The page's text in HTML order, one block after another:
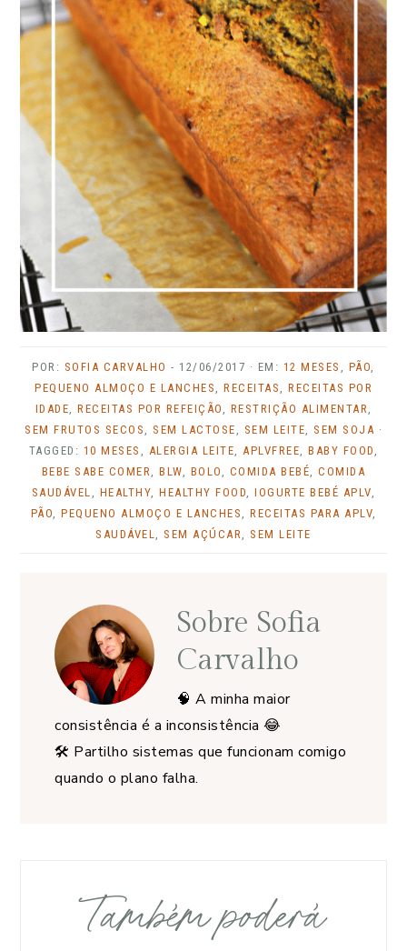
POR: SOFIA CARVALHO - 12/06/2017 · EM: 12 MESES , PÃO,
PEQUENO ALMOÇO E LANCHES , RECEITAS , RECEITAS POR
IDADE, RECEITAS POR REFEIÇÃO , RESTRIÇÃO ALIMENTAR,
SEM FRUTOS SECOS , SEM LACTOSE , SEM LEITE, SEM SOJA ·
TAGGED: 10 MESES , ALERGIA LEITE,APLVFREE,BABY FOOD ,
BEBE SABE COMER,BLW, BOLO , COMIDA BEBÉ,COMIDA
SAUDÁVEL , HEALTHY,HEALTHY FOOD,IOGURTE BEBÉ APLV,
PÃO, PEQUENO ALMOÇO E LANCHES , RECEITAS PARA APLV,
SAUDÁVEL,SEM AÇÚCAR,SEM LEITE
Sobre Sofia
Carvalho
🧠 A minha maior
consistência é a inconsistência 😂
🛠️ Partilho sistemas que funcionam comigo
quando o plano falha.
Também poderá